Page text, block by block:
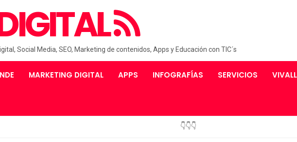
Social Media, SEO, Marketing de contenidos, Apps y Educación con TIC´s
MARKETING DIGITAL APPS INFOGRAFÍAS SERVICIOS
👇👇👇